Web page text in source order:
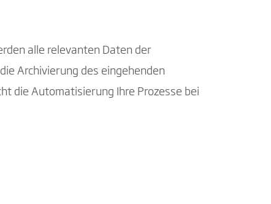
alle relevanten Daten der
Archivierung des eingehenden
die Automatisierung Ihre Prozesse bei